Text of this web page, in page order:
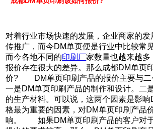
对着行业市场快速的发展，企业商家的
传推广，而今DM单页便是行业中比较常
而今各地不同的印刷厂家数量也越来越多
报价存在很大的差异。那么成都DM单页
价? DM单页印刷产品的报价主要与二个
一是DM单页印刷产品的制作和设计。
的生产材料。可以说，这两个因素是
格最为重要的因素，对DM单页印刷产
响。 如果DM单页印刷产品的客户对